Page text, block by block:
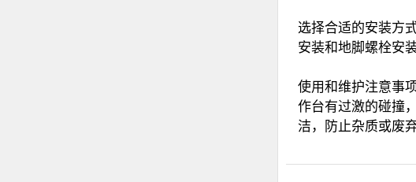
选择合适的安装方
安装和地脚螺栓安装
使用和维护注意事
作台有过激的碰撞
洁，防止杂质或废